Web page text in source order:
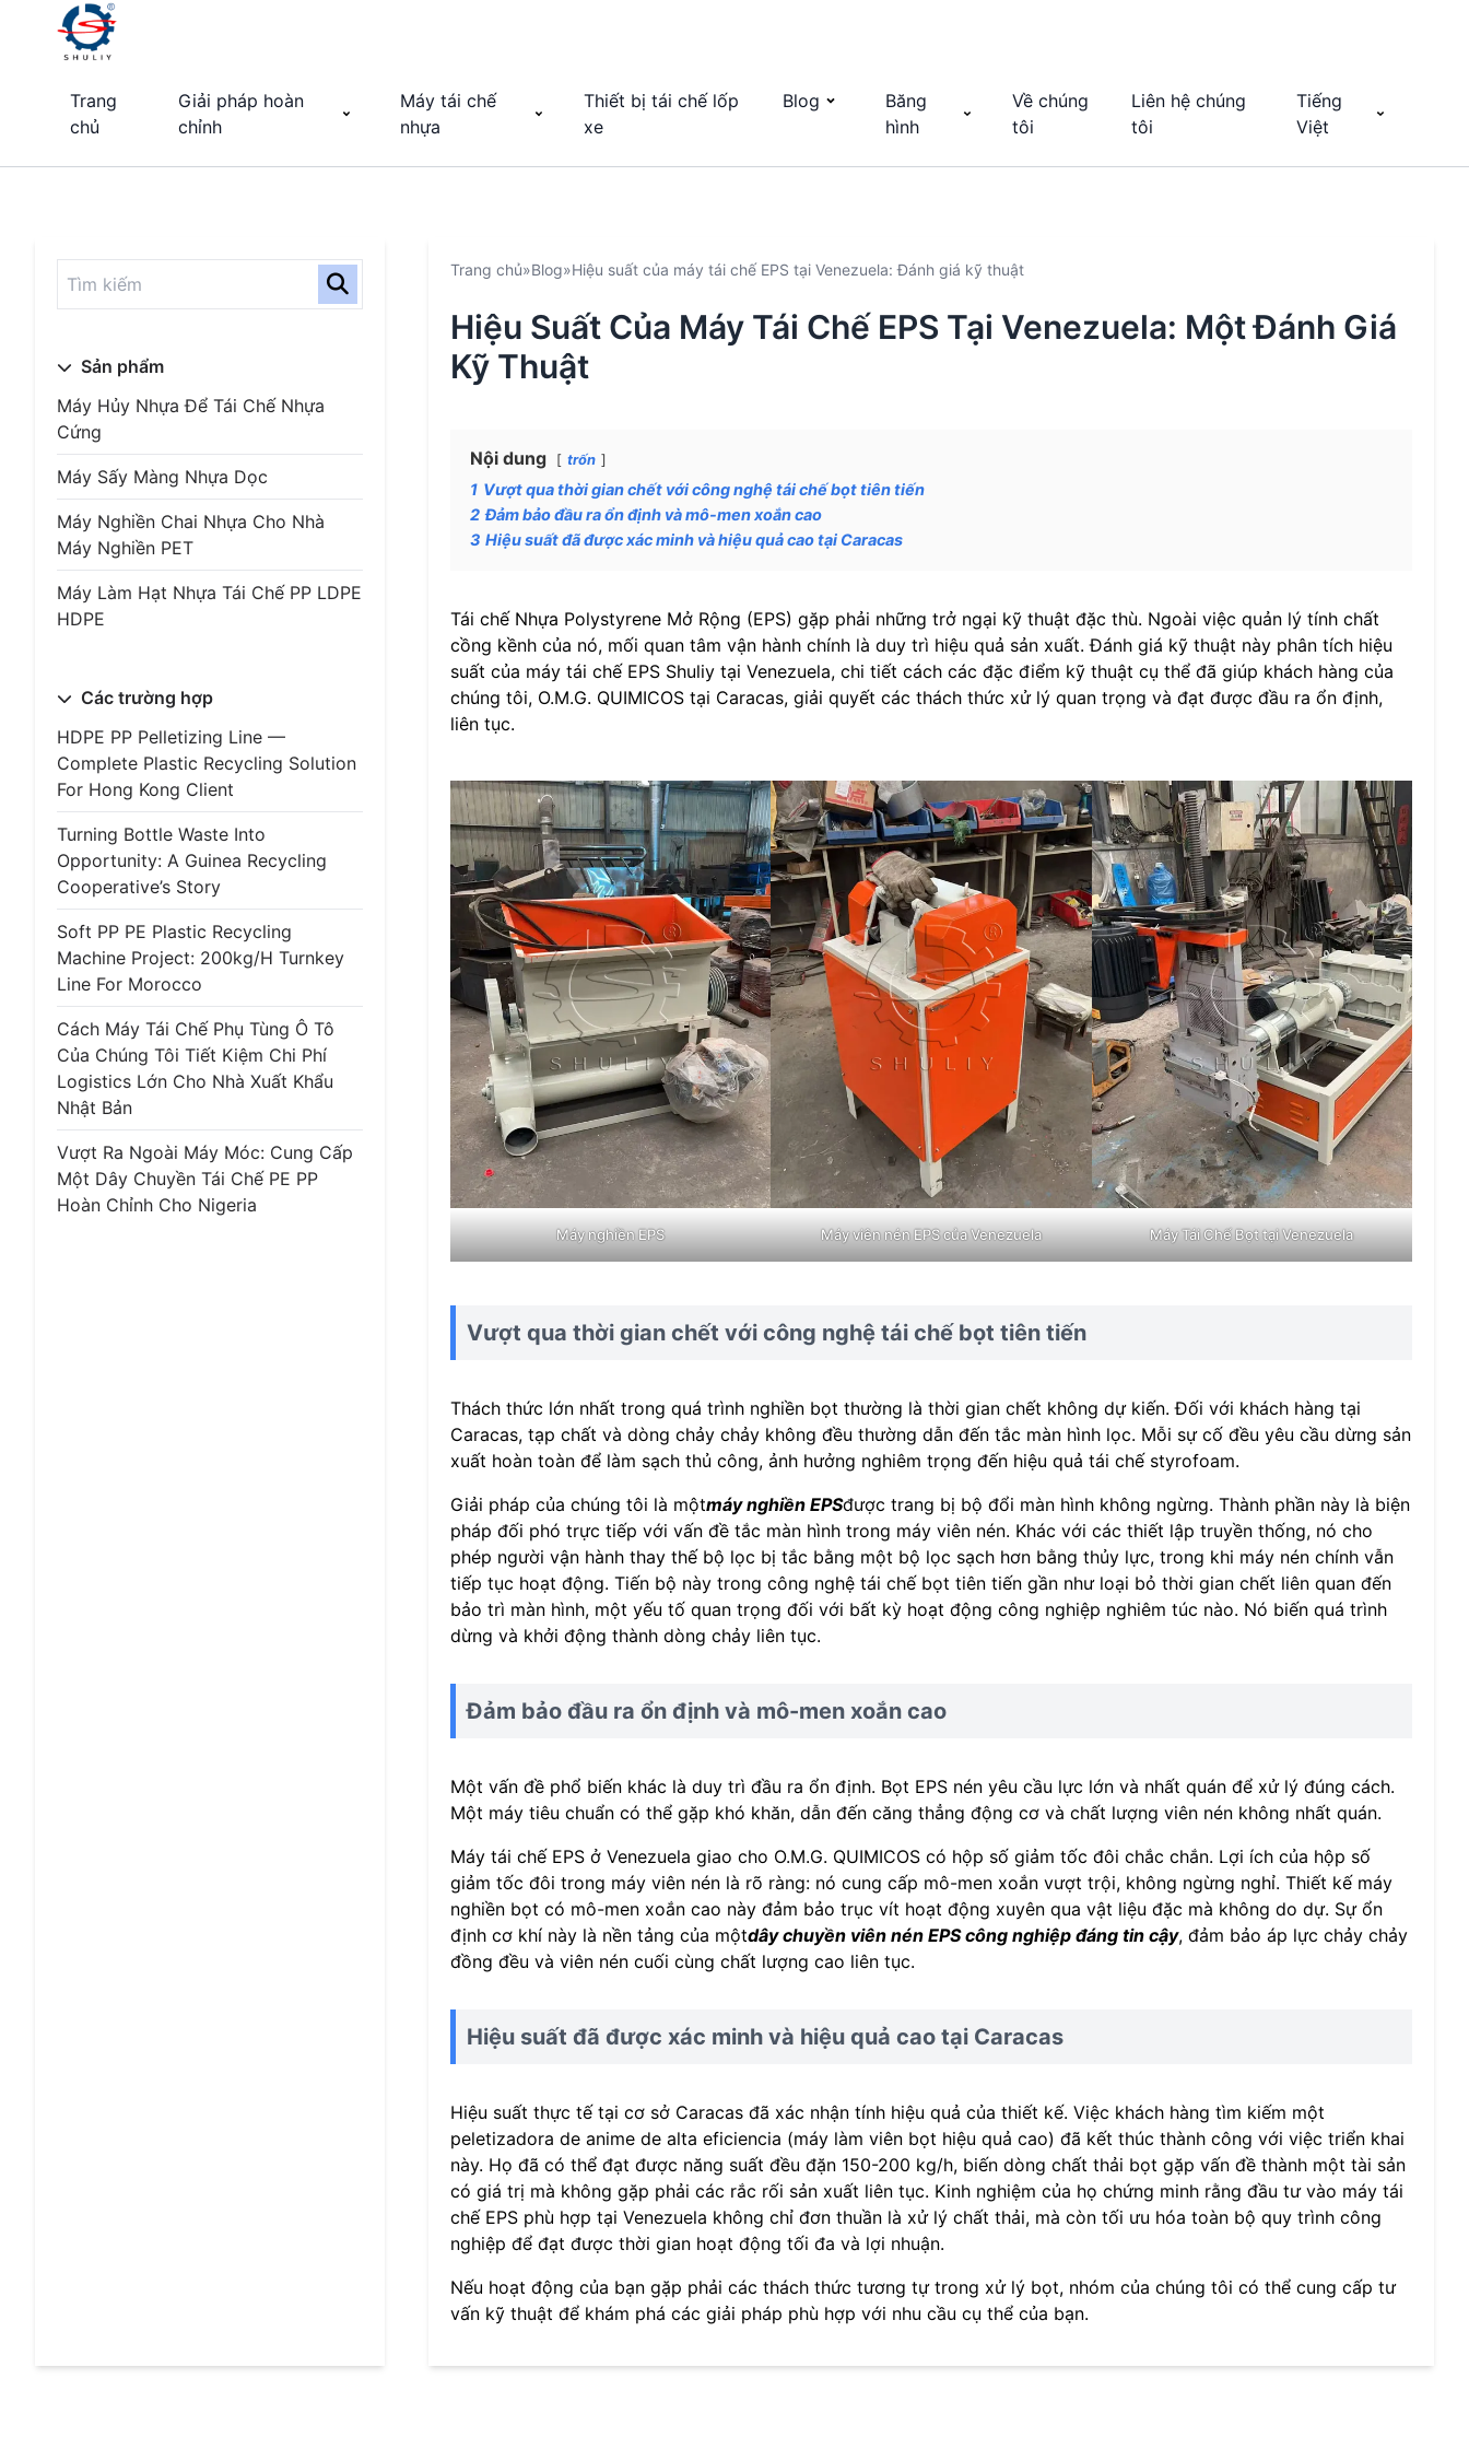
Trang
chủ
Giải pháp hoàn
chỉnh
Máy tái chế
nhựa
Thiết bị tái chế lốp
xe
Blog
Băng
hình
Về chúng
tôi
Liên hệ chúng
tôi
Tiếng
Việt
Sản phẩm
Máy Hủy Nhựa Để Tái Chế Nhựa
Cứng
Máy Sấy Màng Nhựa Dọc
Máy Nghiền Chai Nhựa Cho Nhà
Máy Nghiền PET
Máy Làm Hạt Nhựa Tái Chế PP LDPE
HDPE
Các trường hợp
HDPE PP Pelletizing Line —
Complete Plastic Recycling Solution
For Hong Kong Client
Turning Bottle Waste Into
Opportunity: A Guinea Recycling
Cooperative’s Story
Soft PP PE Plastic Recycling
Machine Project: 200kg/h Turnkey
Line For Morocco
Cách Máy Tái Chế Phụ Tùng Ô Tô
Của Chúng Tôi Tiết Kiệm Chi Phí
Logistics Lớn Cho Nhà Xuất Khẩu
Nhật Bản
Vượt Ra Ngoài Máy Móc: Cung Cấp
Một Dây Chuyền Tái Chế PE PP
Hoàn Chỉnh Cho Nigeria
Trang chủ»Blog»Hiệu suất của máy tái chế EPS tại Venezuela: Đánh giá kỹ thuật
Hiệu Suất Của Máy Tái Chế EPS Tại Venezuela: Một Đánh Giá
Kỹ Thuật
Nội dung trốn
1 Vượt qua thời gian chết với công nghệ tái chế bọt tiên tiến
2 Đảm bảo đầu ra ổn định và mô-men xoắn cao
3 Hiệu suất đã được xác minh và hiệu quả cao tại Caracas
Tái chế Nhựa Polystyrene Mở Rộng (EPS) gặp phải những trở ngại kỹ thuật đặc thù. Ngoài việc quản lý tính chất
cồng kềnh của nó, mối quan tâm vận hành chính là duy trì hiệu quả sản xuất. Đánh giá kỹ thuật này phân tích hiệu
suất của máy tái chế EPS Shuliy tại Venezuela, chi tiết cách các đặc điểm kỹ thuật cụ thể đã giúp khách hàng của
chúng tôi, O.M.G. QUIMICOS tại Caracas, giải quyết các thách thức xử lý quan trọng và đạt được đầu ra ổn định,
liên tục.
Máy nghiền EPS Máy viên nén EPS của Venezuela Máy Tái Chế Bọt tại Venezuela
Vượt qua thời gian chết với công nghệ tái chế bọt tiên tiến
Thách thức lớn nhất trong quá trình nghiền bọt thường là thời gian chết không dự kiến. Đối với khách hàng tại
Caracas, tạp chất và dòng chảy chảy không đều thường dẫn đến tắc màn hình lọc. Mỗi sự cố đều yêu cầu dừng sản
xuất hoàn toàn để làm sạch thủ công, ảnh hưởng nghiêm trọng đến hiệu quả tái chế styrofoam.
Giải pháp của chúng tôi là mộtmáy nghiền EPSđược trang bị bộ đổi màn hình không ngừng. Thành phần này là biện
pháp đối phó trực tiếp với vấn đề tắc màn hình trong máy viên nén. Khác với các thiết lập truyền thống, nó cho
phép người vận hành thay thế bộ lọc bị tắc bằng một bộ lọc sạch hơn bằng thủy lực, trong khi máy nén chính vẫn
tiếp tục hoạt động. Tiến bộ này trong công nghệ tái chế bọt tiên tiến gần như loại bỏ thời gian chết liên quan đến
bảo trì màn hình, một yếu tố quan trọng đối với bất kỳ hoạt động công nghiệp nghiêm túc nào. Nó biến quá trình
dừng và khởi động thành dòng chảy liên tục.
Đảm bảo đầu ra ổn định và mô-men xoắn cao
Một vấn đề phổ biến khác là duy trì đầu ra ổn định. Bọt EPS nén yêu cầu lực lớn và nhất quán để xử lý đúng cách.
Một máy tiêu chuẩn có thể gặp khó khăn, dẫn đến căng thẳng động cơ và chất lượng viên nén không nhất quán.
Máy tái chế EPS ở Venezuela giao cho O.M.G. QUIMICOS có hộp số giảm tốc đôi chắc chắn. Lợi ích của hộp số
giảm tốc đôi trong máy viên nén là rõ ràng: nó cung cấp mô-men xoắn vượt trội, không ngừng nghỉ. Thiết kế máy
nghiền bọt có mô-men xoắn cao này đảm bảo trục vít hoạt động xuyên qua vật liệu đặc mà không do dự. Sự ổn
định cơ khí này là nền tảng của mộtdây chuyền viên nén EPS công nghiệp đáng tin cậy, đảm bảo áp lực chảy chảy
đồng đều và viên nén cuối cùng chất lượng cao liên tục.
Hiệu suất đã được xác minh và hiệu quả cao tại Caracas
Hiệu suất thực tế tại cơ sở Caracas đã xác nhận tính hiệu quả của thiết kế. Việc khách hàng tìm kiếm một
peletizadora de anime de alta eficiencia (máy làm viên bọt hiệu quả cao) đã kết thúc thành công với việc triển khai
này. Họ đã có thể đạt được năng suất đều đặn 150-200 kg/h, biến dòng chất thải bọt gặp vấn đề thành một tài sản
có giá trị mà không gặp phải các rắc rối sản xuất liên tục. Kinh nghiệm của họ chứng minh rằng đầu tư vào máy tái
chế EPS phù hợp tại Venezuela không chỉ đơn thuần là xử lý chất thải, mà còn tối ưu hóa toàn bộ quy trình công
nghiệp để đạt được thời gian hoạt động tối đa và lợi nhuận.
Nếu hoạt động của bạn gặp phải các thách thức tương tự trong xử lý bọt, nhóm của chúng tôi có thể cung cấp tư
vấn kỹ thuật để khám phá các giải pháp phù hợp với nhu cầu cụ thể của bạn.